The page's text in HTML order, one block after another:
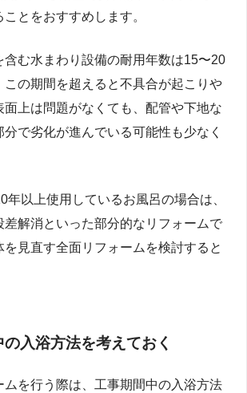
とをおすすめします。
含む水まわり設備の耐用年数は15〜20
この期間を超えると不具合が起こりや
面上は問題がなくても、配管や下地な
で劣化が進んでいる可能性も少なく
年以上使用しているお風呂の場合は、
差解消といった部分的なリフォームで
を見直す全面リフォームを検討すると
の入浴方法を考えておく
ムを行う際は、工事期間中の入浴方法